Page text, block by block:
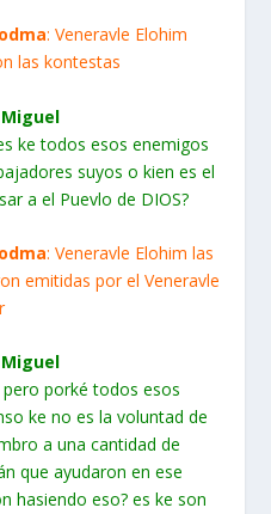
: Veneravle Elohim
las kontestas
ke todos esos enemigos
suyos o kien es el
a el Puevlo de DIOS?
: Veneravle Elohim las
emitidas por el Veneravle
pero porké todos esos
ke no es la voluntad de
a una cantidad de
que ayudaron en ese
hasiendo eso? es ke son